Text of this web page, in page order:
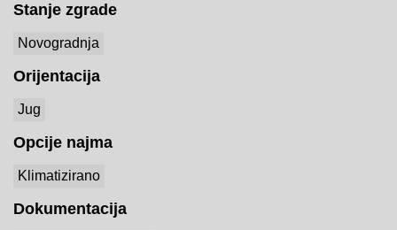
Stanje zgrade
Novogradnja
Orijentacija
Jug
Opcije najma
Klimatizirano
Dokumentacija